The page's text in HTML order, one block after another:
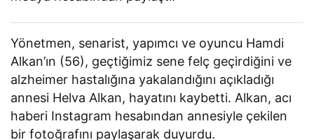
Yönetmen, senarist, yapımcı ve oyuncu Hamdi
Alkan’ın (56), geçtiğimiz sene felç geçirdiğini ve
alzheimer hastalığına yakalandığını açıkladığı
annesi Helva Alkan, hayatını kaybetti. Alkan, acı
haberi Instagram hesabından annesiyle çekilen
bir fotoğrafını paylaşarak duyurdu.